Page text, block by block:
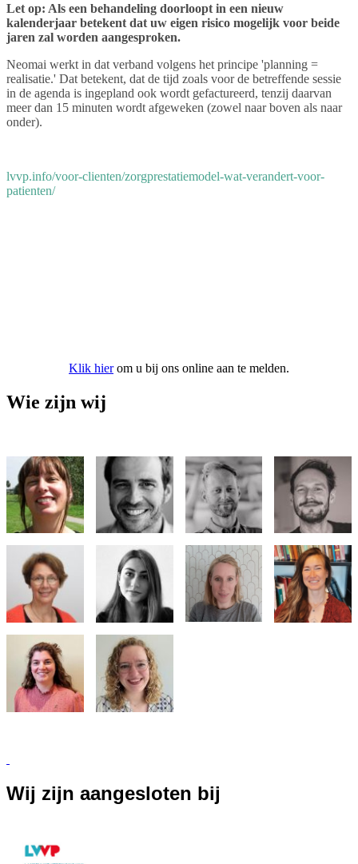
Let op: Als een behandeling doorloopt in een nieuw
kalenderjaar betekent dat uw eigen risico mogelijk voor beide
jaren zal worden aangesproken.
Neomai werkt in dat verband volgens het principe 'planning =
realisatie.' Dat betekent, dat de tijd zoals voor de betreffende sessie
in de agenda is ingepland ook wordt gefactureerd, tenzij daarvan
meer dan 15 minuten wordt afgeweken (zowel naar boven als naar
onder).
lvvp.info/voor-clienten/zorgprestatiemodel-wat-verandert-voor-
patienten/
Klik hierom u bij ons online aan te melden.
Wie zijn wij
Wij zijn aangesloten bij